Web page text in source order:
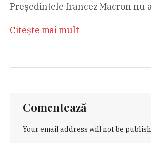
Președintele francez Macron nu
Citeşte mai mult
Comentează
Your email address will not be